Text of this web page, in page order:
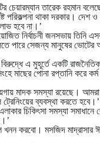
চেয়ারম্যান তারেক রহমান
থাকা দরকার। দেশ ও
হবে না।’
নির্বাচনী জনসভায় তিনি
পারে সেজন্য মানুষের
বিরুদ্ধে এ মুহূর্তে একটি
মাছের পোনা রপ্তানি করে
মাদক সমস্যা রয়েছে।
ব্যবস্থা করতে হবে।’
চিকিৎসা সমস্যা
করবো। মসজিদ মাদ্রাসার